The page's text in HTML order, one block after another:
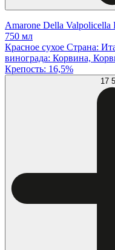
Amarone Della Valpolicella
750 мл
Красное сухое Страна:
винограда: Корвина,
Крепость: 16,5%
17